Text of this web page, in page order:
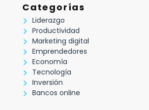
Categorías
Liderazgo
Productividad
Marketing digital
Emprendedores
Economía
Tecnología
Inversión
Bancos online